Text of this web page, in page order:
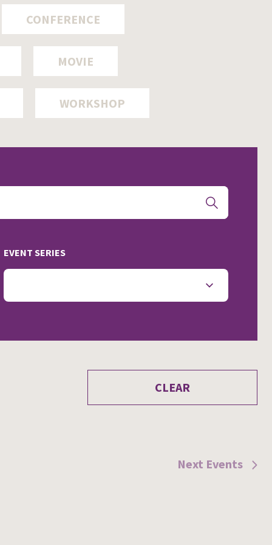
CONFERENCE
MOVIE
WORKSHOP
CLEAR
EVENT SERIES
Next Events